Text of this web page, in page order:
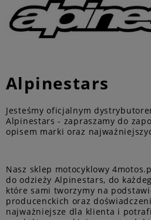
Alpinestars
Jesteśmy oficjalnym
Alpinestars - zapraszamy do
opisem marki oraz
Nasz sklep motocyklowy
do odzieży Alpinestars, do
które sami tworzymy na
producenckich oraz
najważniejsze dla klienta i